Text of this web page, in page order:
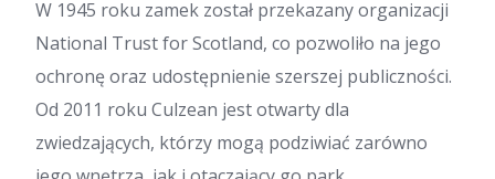
W 1945 roku zamek został przekazany organizacji
National Trust for Scotland, co pozwoliło na jego
ochronę oraz udostępnienie szerszej publiczności.
Od 2011 roku Culzean jest otwarty dla
zwiedzających, którzy mogą podziwiać zarówno